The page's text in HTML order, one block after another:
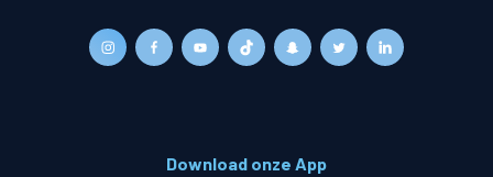
Download onze App